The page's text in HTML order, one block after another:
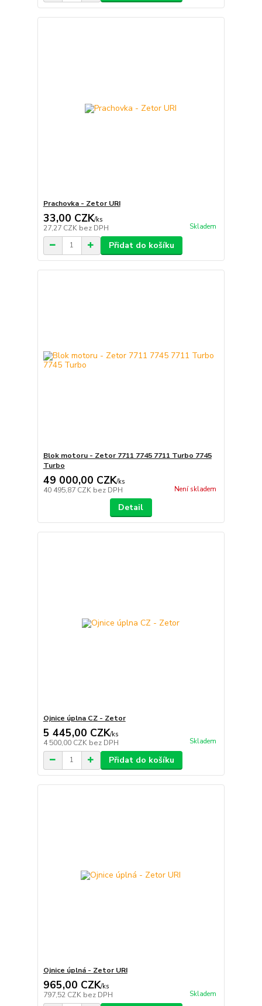
Prachovka - Zetor URI
33,00 CZK/ks
27,27 CZK bez DPH Skladem
Přidat do košíku
Blok motoru - Zetor 7711 7745 7711 Turbo 7745
Turbo
49 000,00 CZK/ks
40 495,87 CZK bez DPH Není skladem
Detail
Ojnice úplna CZ - Zetor
5 445,00 CZK/ks
4 500,00 CZK bez DPH Skladem
Přidat do košíku
Ojnice úplná - Zetor URI
965,00 CZK/ks
797,52 CZK bez DPH Skladem